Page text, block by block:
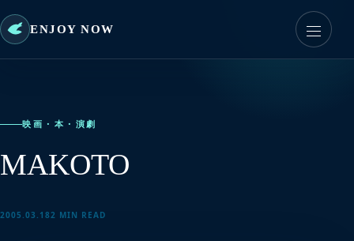
ENJOY NOW
映画・本・演劇
MAKOTO
2005.03.182 MIN READ